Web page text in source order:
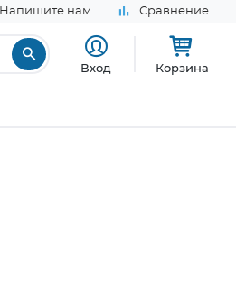
Напишите нам Сравнение
Вход Корзина